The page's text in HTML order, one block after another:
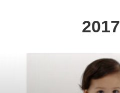
2017